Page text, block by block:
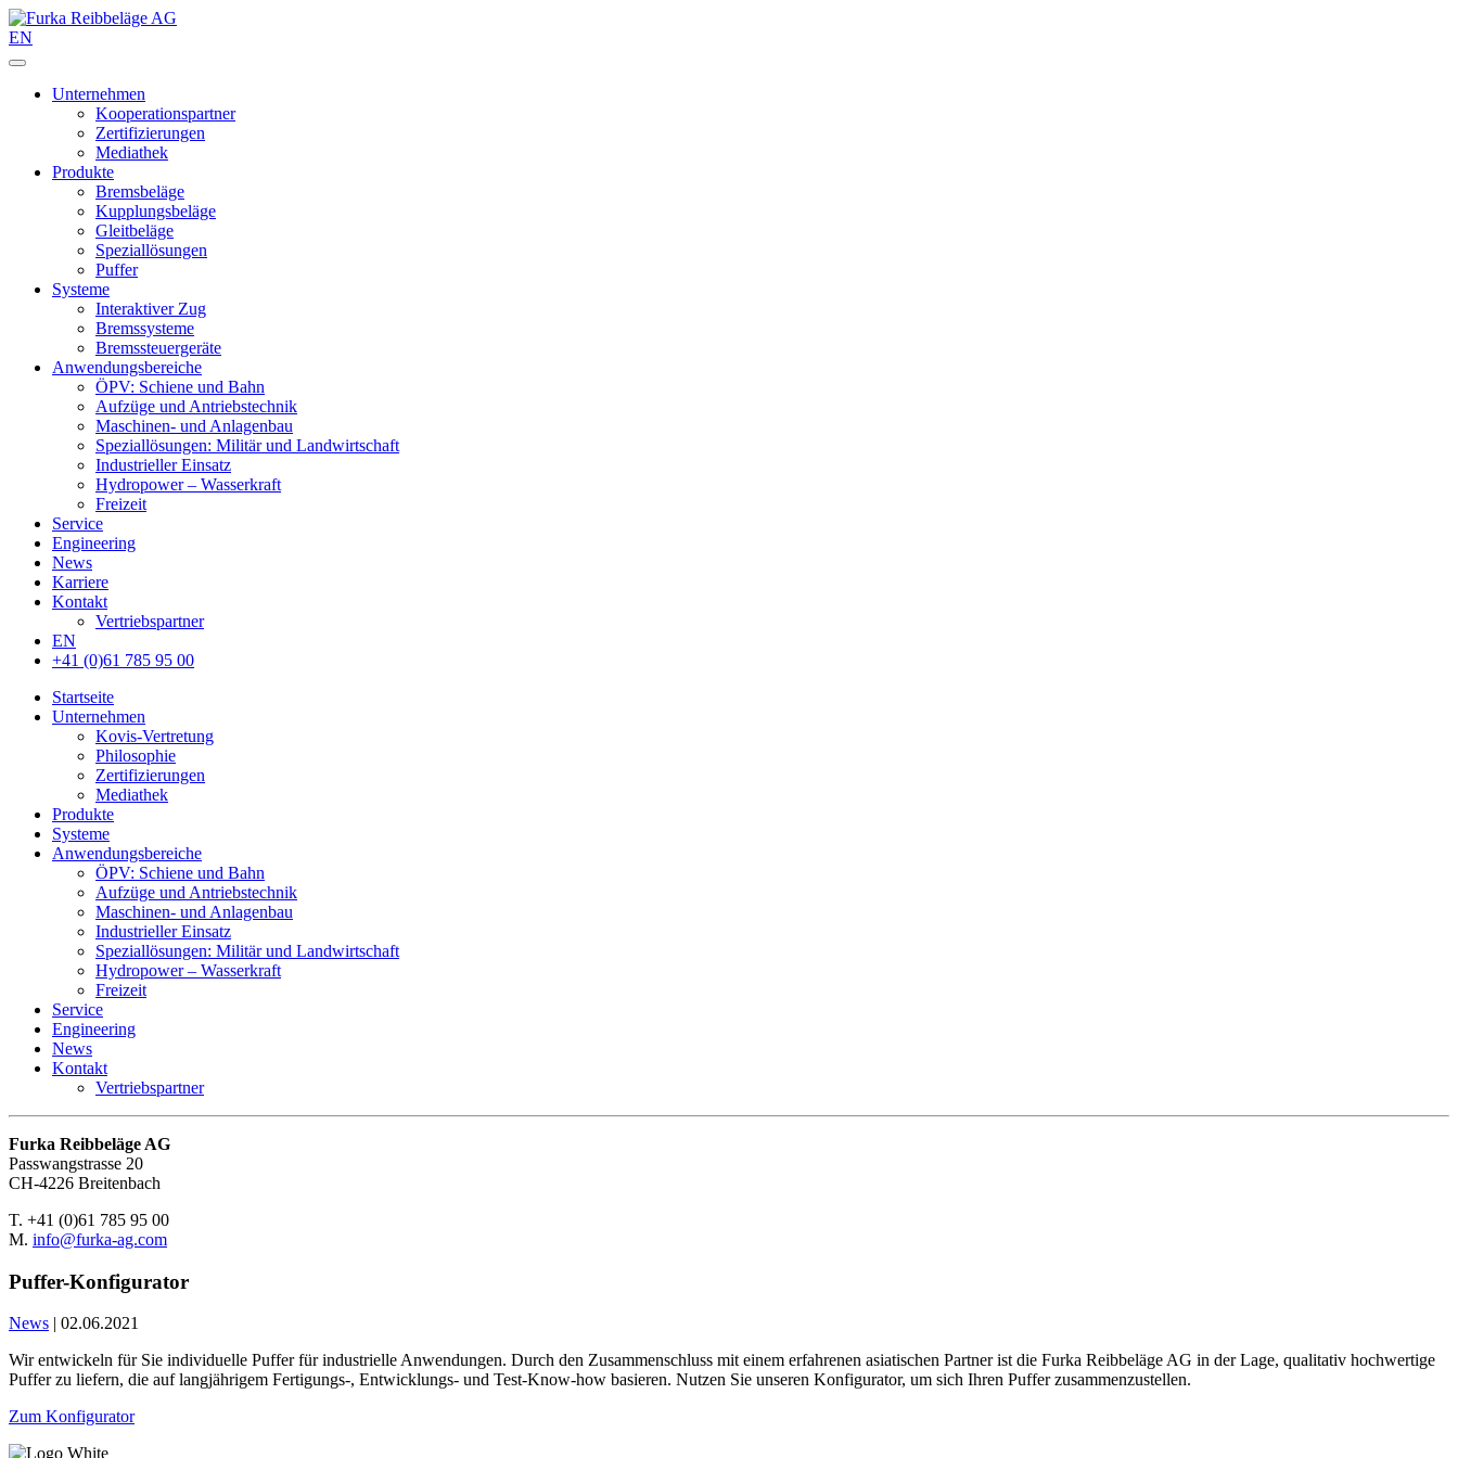
EN
Unternehmen
Kooperationspartner
Zertifizierungen
Mediathek
Produkte
Bremsbeläge
Kupplungsbeläge
Gleitbeläge
Speziallösungen
Puffer
Systeme
Interaktiver Zug
Bremssysteme
Bremssteuergeräte
Anwendungsbereiche
ÖPV: Schiene und Bahn
Aufzüge und Antriebstechnik
Maschinen- und Anlagenbau
Speziallösungen: Militär und Landwirtschaft
Industrieller Einsatz
Hydropower – Wasserkraft
Freizeit
Service
Engineering
News
Karriere
Kontakt
Vertriebspartner
EN
+41 (0)61 785 95 00
Startseite
Unternehmen
Kovis-Vertretung
Philosophie
Zertifizierungen
Mediathek
Produkte
Systeme
Anwendungsbereiche
ÖPV: Schiene und Bahn
Aufzüge und Antriebstechnik
Maschinen- und Anlagenbau
Industrieller Einsatz
Speziallösungen: Militär und Landwirtschaft
Hydropower – Wasserkraft
Freizeit
Service
Engineering
News
Kontakt
Vertriebspartner
Furka Reibbeläge AG
Passwangstrasse 20
CH-4226 Breitenbach
T. +41 (0)61 785 95 00
M. info@furka-ag.com
Puffer-Konfigurator
News | 02.06.2021
Wir entwickeln für Sie individuelle Puffer für industrielle Anwendungen. Durch den Zusammenschluss mit einem erfahrenen asiatischen Partner ist die Furka Reibbeläge AG in der Lage, qualitativ hochwertige
Puffer zu liefern, die auf langjährigem Fertigungs-, Entwicklungs- und Test-Know-how basieren. Nutzen Sie unseren Konfigurator, um sich Ihren Puffer zusammenzustellen.
Zum Konfigurator